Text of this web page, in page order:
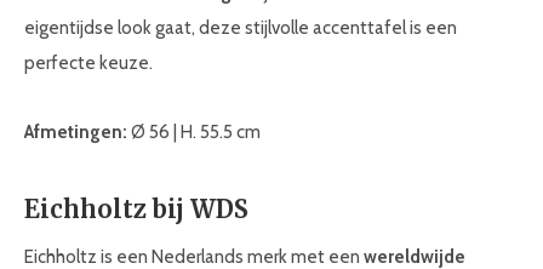
eigentijdse look gaat, deze stijlvolle accenttafel is een
perfecte keuze.
Afmetingen: Ø 56 | H. 55.5 cm
Eichholtz bij WDS
Eichholtz is een Nederlands merk met een wereldwijde